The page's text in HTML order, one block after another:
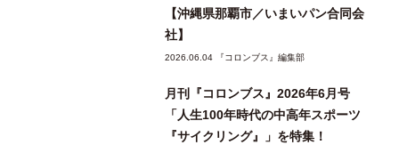
【沖縄県那覇市／いまいパン合同会
社】
2026.06.04 『コロンブス』編集部
月刊『コロンブス』2026年6月号
「人生100年時代の中高年スポーツ
『サイクリング』」を特集！